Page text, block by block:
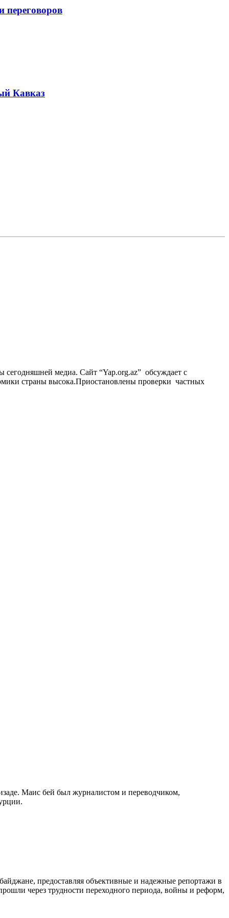
переговоров
Кавказ
сегодняшней медиа. Сайт “Yap.org.az” обсуждает с
страны высока.Приостановлены проверки частных
Маис бей был журналистом и переводчиком,
предоставляя объективные и надежные репортажи в
через трудности переходного периода, войны и реформ,